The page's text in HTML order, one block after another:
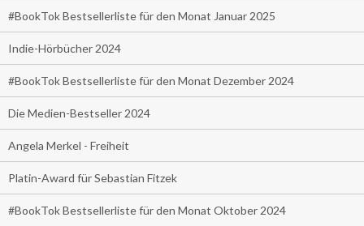
#BookTok Bestsellerliste für den Monat Januar 2025
Indie-Hörbücher 2024
#BookTok Bestsellerliste für den Monat Dezember 2024
Die Medien-Bestseller 2024
Angela Merkel - Freiheit
Platin-Award für Sebastian Fitzek
#BookTok Bestsellerliste für den Monat Oktober 2024